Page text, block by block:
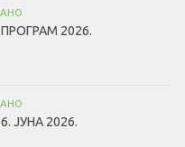
2026.
ЈУНА 2026.